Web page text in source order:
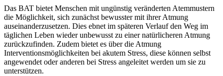
Das BAT bietet Menschen mit ungünstig veränderten Atemmustern
die Möglichkeit, sich zunächst bewusster mit ihrer Atmung
auseinanderzusetzen. Dies ebnet im späteren Verlauf den Weg im
täglichen Leben wieder unbewusst zu einer natürlicheren Atmung
zurückzufinden. Zudem bietet es über die Atmung
Interventionsmöglichkeiten bei akutem Stress, diese können selbst
angewendet oder anderen bei Stress angeleitet werden um sie zu
unterstützen.